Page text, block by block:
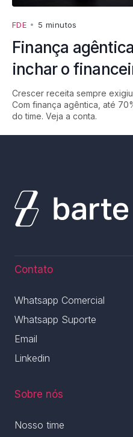
FDE • 5 minutos
Finança
inchar o
Crescer receita sempre
Com finança agêntica, até
do time. Veja a conta.
Contato
Whatsapp Comercial
Whatsapp Suporte
Email
Linkedin
Sobre nós
Nosso time